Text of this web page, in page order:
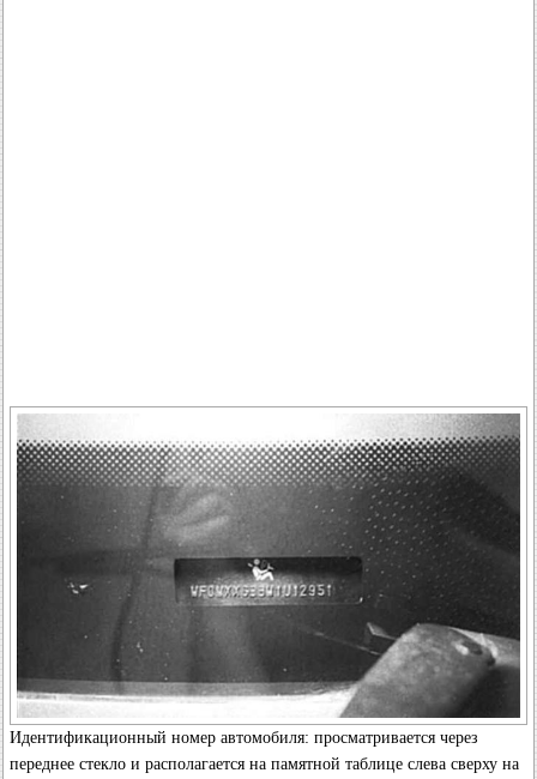
Идентификационный номер автомобиля: просматривается через
переднее стекло и располагается на памятной таблице слева сверху на